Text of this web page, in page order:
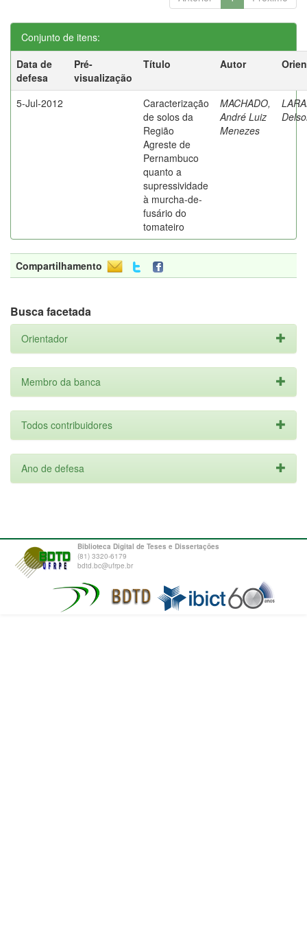
Conjunto de itens:
Data de
defesa
Pré-
visualização
Título Autor
5-Jul-2012
Caracterização
de solos da
Região
Agreste de
Pernambuco
quanto a
supressividade
à murcha-de-
fusário do
tomateiro
MACHADO,
André Luiz
Menezes
Compartilhamento
Busca facetada
Orientador
Membro da banca
Todos contribuidores
Ano de defesa
Biblioteca Digital de Teses e Dissertações
(81) 3320-6179
bdtd.bc@ufrpe.br